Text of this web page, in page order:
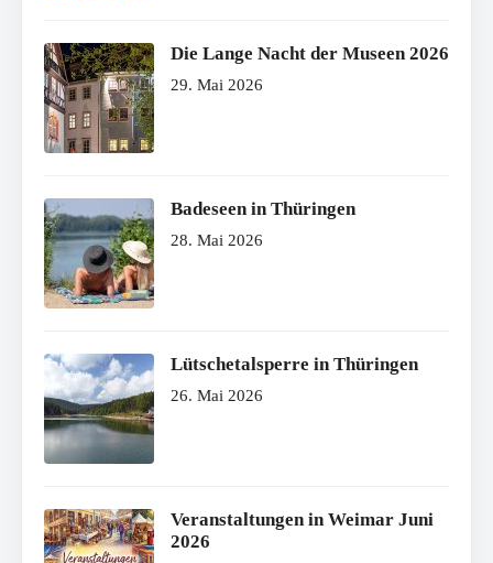
Die Lange Nacht der Museen 2026
29. Mai 2026
Badeseen in Thüringen
28. Mai 2026
Lütschetalsperre in Thüringen
26. Mai 2026
Veranstaltungen in Weimar Juni
2026